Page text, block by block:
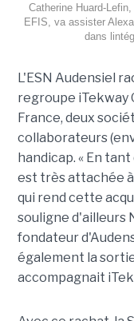
Catherine Huard-
EFIS, va assister
dans
L'ESN Audensiel
regroupe iTekway
France, deux
collaborateurs
handicap. « En
est très attachée
qui rend cette
souligne d'ailleurs
fondateur
également la
accompagnait